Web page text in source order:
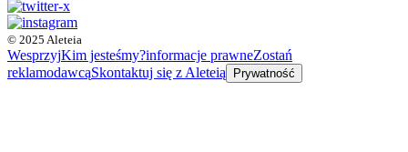
© 2025 Aleteia
WesprzyjKim jesteśmy?informacje prawneZostań
reklamodawcąSkontaktuj się z Aleteią Prywatność